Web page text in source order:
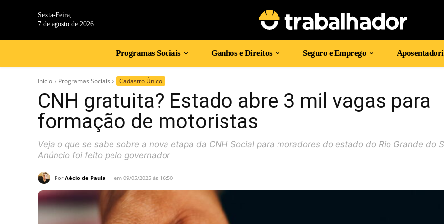
Sexta-Feira,
7 de agosto de 2026
Programas Sociais Ganhos e Direitos Seguro e Emprego
Início Programas Sociais Cadastro Único
CNH gratuita? Estado abre 3 mil vagas para
formação de motoristas
Veja o que se sabe sobre a nova etapa da CNH Social para moradores do estado do Rio Grande do
Anúncio foi feito pelo governador
Por Aécio de Paula em 09/05/2025 às 16:50